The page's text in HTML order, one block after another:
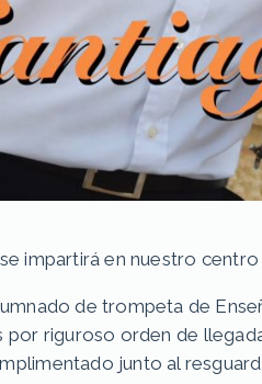
impartirá en nuestro centro
de trompeta de
riguroso orden de
junto al